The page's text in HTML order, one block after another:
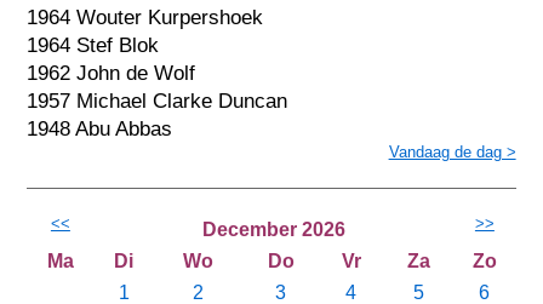
1964 Wouter Kurpershoek
1964 Stef Blok
1962 John de Wolf
1957 Michael Clarke Duncan
1948 Abu Abbas
Vandaag de dag >
<< December 2026 >>
Ma Di Wo Do Vr Za
Zo
1
2 3 4 5
6